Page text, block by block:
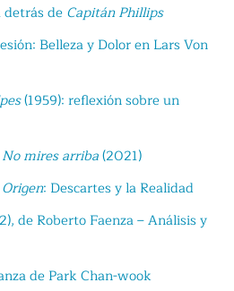
de Capitán Phillips
Belleza y Dolor en Lars Von
(1959): reflexión sobre un
No mires arriba(2021)
Origen: Descartes y la Realidad
de Roberto Faenza – Análisis y
de Park Chan-wook